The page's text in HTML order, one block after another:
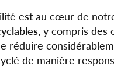
est au cœur de
, y compris des
réduire
de manière